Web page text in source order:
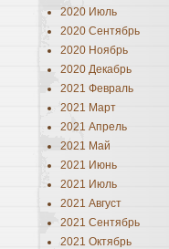
2020 Июль
2020 Сентябрь
2020 Ноябрь
2020 Декабрь
2021 Февраль
2021 Март
2021 Апрель
2021 Май
2021 Июнь
2021 Июль
2021 Август
2021 Сентябрь
2021 Октябрь